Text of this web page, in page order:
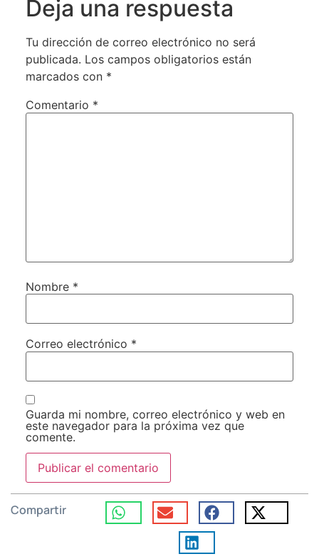
Deja una respuesta
Tu dirección de correo electrónico no será
publicada. Los campos obligatorios están
marcados con *
Comentario *
Nombre *
Correo electrónico *
Guarda mi nombre, correo electrónico y web en
este navegador para la próxima vez que
comente.
Compartir